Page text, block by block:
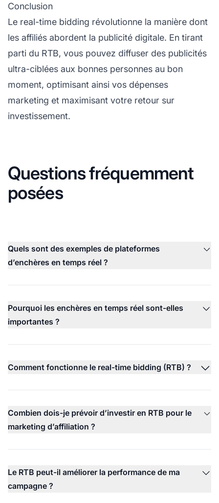
Conclusion
Le real-time bidding révolutionne la manière dont
les affiliés abordent la publicité digitale. En tirant
parti du RTB, vous pouvez diffuser des publicités
ultra-ciblées aux bonnes personnes au bon
moment, optimisant ainsi vos dépenses
marketing et maximisant votre retour sur
investissement.
Questions fréquemment
posées
Quels sont des exemples de plateformes
d’enchères en temps réel ?
Pourquoi les enchères en temps réel sont-elles
importantes ?
Comment fonctionne le real-time bidding (RTB) ?
Combien dois-je prévoir d’investir en RTB pour le
marketing d’affiliation ?
Le RTB peut-il améliorer la performance de ma
campagne ?